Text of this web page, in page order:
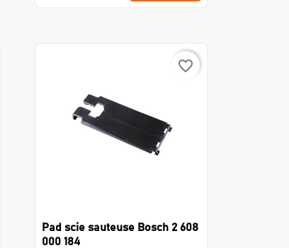
favorite_border
Pad scie sauteuse Bosch 2 608
000 184